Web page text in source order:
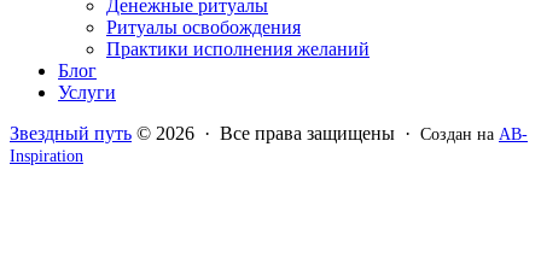
Денежные ритуалы
Ритуалы освобождения
Практики исполнения желаний
Блог
Услуги
Звездный путь © 2026 · Все права защищены · Создан на AB-
Inspiration